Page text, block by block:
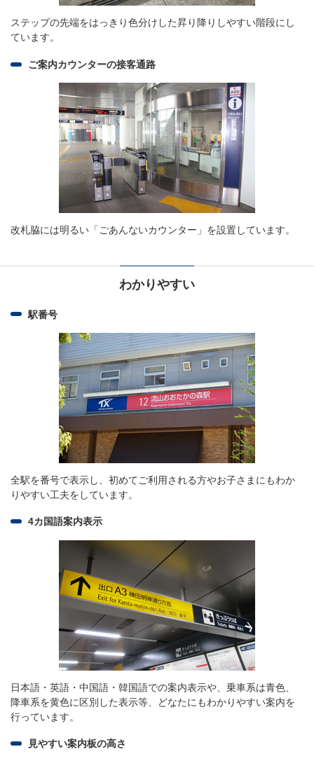
ステップの先端をはっきり色分けした昇り降りしやすい階段にし
ています。
ご案内カウンターの接客通路
改札脇には明るい「ごあんないカウンター」を設置しています。
わかりやすい
駅番号
全駅を番号で表示し、初めてご利用される方やお子さまにもわか
りやすい工夫をしています。
4カ国語案内表示
日本語・英語・中国語・韓国語での案内表示や、乗車系は青色、
降車系を黄色に区別した表示等、どなたにもわかりやすい案内を
行っています。
見やすい案内板の高さ